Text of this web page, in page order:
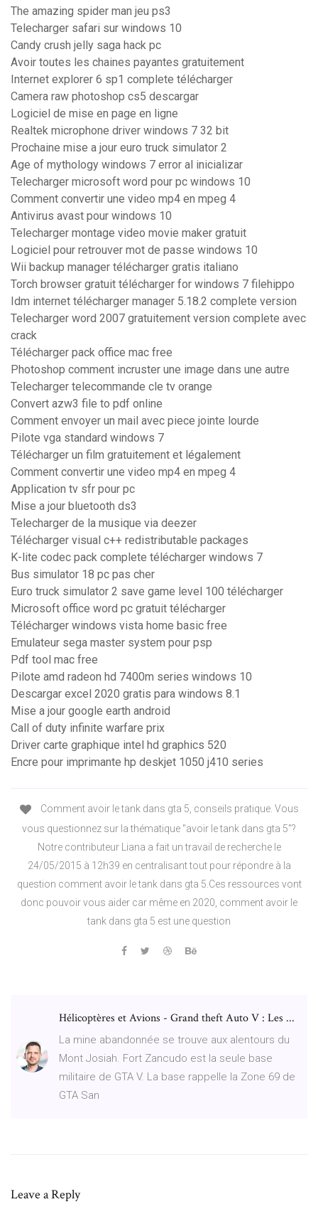
The amazing spider man jeu ps3
Telecharger safari sur windows 10
Candy crush jelly saga hack pc
Avoir toutes les chaines payantes gratuitement
Internet explorer 6 sp1 complete télécharger
Camera raw photoshop cs5 descargar
Logiciel de mise en page en ligne
Realtek microphone driver windows 7 32 bit
Prochaine mise a jour euro truck simulator 2
Age of mythology windows 7 error al inicializar
Telecharger microsoft word pour pc windows 10
Comment convertir une video mp4 en mpeg 4
Antivirus avast pour windows 10
Telecharger montage video movie maker gratuit
Logiciel pour retrouver mot de passe windows 10
Wii backup manager télécharger gratis italiano
Torch browser gratuit télécharger for windows 7 filehippo
Idm internet télécharger manager 5.18.2 complete version
Telecharger word 2007 gratuitement version complete avec
crack
Télécharger pack office mac free
Photoshop comment incruster une image dans une autre
Telecharger telecommande cle tv orange
Convert azw3 file to pdf online
Comment envoyer un mail avec piece jointe lourde
Pilote vga standard windows 7
Télécharger un film gratuitement et légalement
Comment convertir une video mp4 en mpeg 4
Application tv sfr pour pc
Mise a jour bluetooth ds3
Telecharger de la musique via deezer
Télécharger visual c++ redistributable packages
K-lite codec pack complete télécharger windows 7
Bus simulator 18 pc pas cher
Euro truck simulator 2 save game level 100 télécharger
Microsoft office word pc gratuit télécharger
Télécharger windows vista home basic free
Emulateur sega master system pour psp
Pdf tool mac free
Pilote amd radeon hd 7400m series windows 10
Descargar excel 2020 gratis para windows 8.1
Mise a jour google earth android
Call of duty infinite warfare prix
Driver carte graphique intel hd graphics 520
Encre pour imprimante hp deskjet 1050 j410 series
Comment avoir le tank dans gta 5, conseils pratique. Vous
vous questionnez sur la thématique "avoir le tank dans gta 5"?
Notre contributeur Liana a fait un travail de recherche le
24/05/2015 à 12h39 en centralisant tout pour répondre à la
question comment avoir le tank dans gta 5.Ces ressources vont
donc pouvoir vous aider car même en 2020, comment avoir le
tank dans gta 5 est une question
Hélicoptères et Avions - Grand theft Auto V : Les ...
La mine abandonnée se trouve aux alentours du
Mont Josiah. Fort Zancudo est la seule base
militaire de GTA V. La base rappelle la Zone 69 de
GTA San
Leave a Reply